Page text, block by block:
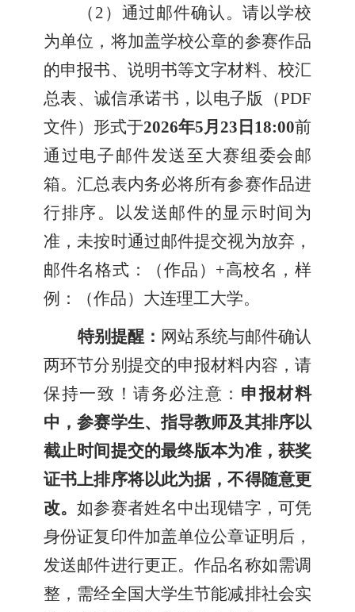
（2）通过邮件确认。请以学校
为单位，将加盖学校公章的参赛作品
的申报书、说明书等文字材料、校汇
总表、诚信承诺书，以电子版（PDF
文件）形式于2026年5月23日18:00前
通过电子邮件发送至大赛组委会邮
箱。汇总表内务必将所有参赛作品进
行排序。以发送邮件的显示时间为
准，未按时通过邮件提交视为放弃，
邮件名格式：（作品）+高校名，样
例：（作品）大连理工大学。
特别提醒： 网站系统与邮件确认
两环节分别提交的申报材料内容，请
保持一致！请务必注意： 申报材料
中，参赛学生、指导教师及其排序以
截止时间提交的最终版本为准，获奖
证书上排序将以此为据，不得随意更
改。如参赛者姓名中出现错字，可凭
身份证复印件加盖单位公章证明后，
发送邮件进行更正。作品名称如需调
整，需经全国大学生节能减排社会实